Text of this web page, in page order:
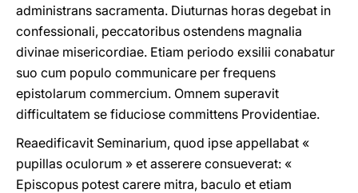
administrans sacramenta. Diuturnas horas degebat in
confessionali, peccatoribus ostendens magnalia
divinae misericordiae. Etiam periodo exsilii conabatur
suo cum populo communicare per frequens
epistolarum commercium. Omnem superavit
difficultatem se fiduciose committens Providentiae.
Reaedificavit Seminarium, quod ipse appellabat «
pupillas oculorum » et asserere consueverat: «
Episcopus potest carere mitra, baculo et etiam